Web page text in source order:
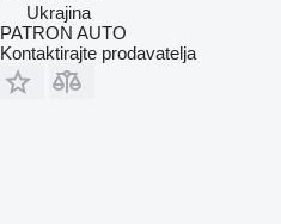
Ukrajina
PATRON AUTO
Kontaktirajte prodavatelja